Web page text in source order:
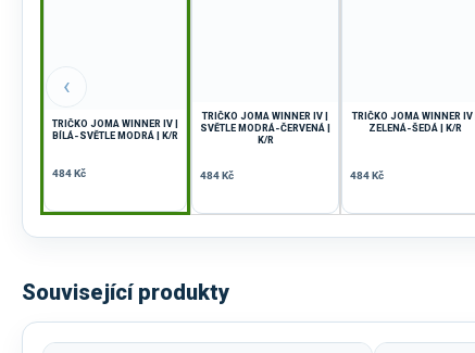
‹
TRIČKO JOMA WINNER IV |
BÍLÁ-SVĚTLE MODRÁ | K/R
484 Kč
TRIČKO JOMA WINNER IV |
SVĚTLE MODRÁ-ČERVENÁ |
K/R
484 Kč
TRIČKO JOMA WINNER IV |
ZELENÁ-ŠEDÁ | K/R
484 Kč
Související produkty